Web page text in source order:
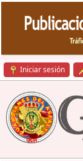
Iniciar sesión